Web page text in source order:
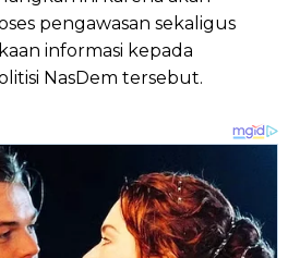
pengawasan sekaligus
informasi kepada
NasDem tersebut.